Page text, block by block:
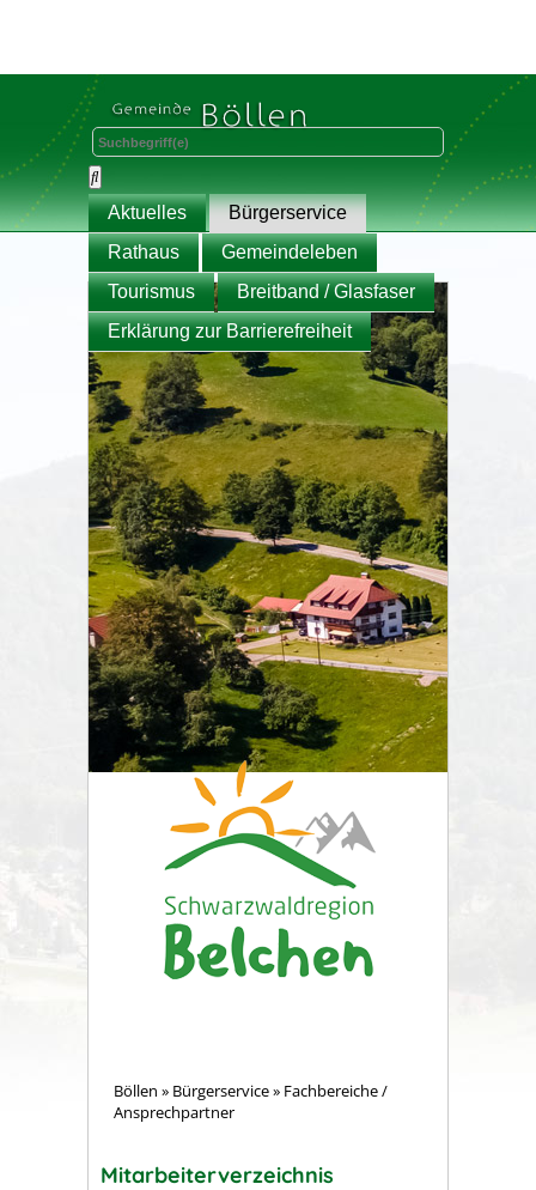
Aktuelles
Bürgerservice
Rathaus
Gemeindeleben
Tourismus
Breitband / Glasfaser
Erklärung zur Barrierefreiheit
Böllen » Bürgerservice» Fachbereiche /
Ansprechpartner
Mitarbeiterverzeichnis